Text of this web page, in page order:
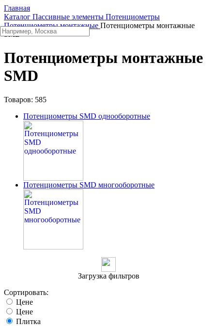
Главная
Каталог Пассивные элементы Потенциометры
Потенциометры монтажные Потенциометры монтажные
SMD
Потенциометры монтажные
SMD
Товаров: 585
Потенциометры SMD однооборотные
Потенциометры SMD многооборотные
Загрузка фильтров
Сортировать:
Цене
Цене
Плитка